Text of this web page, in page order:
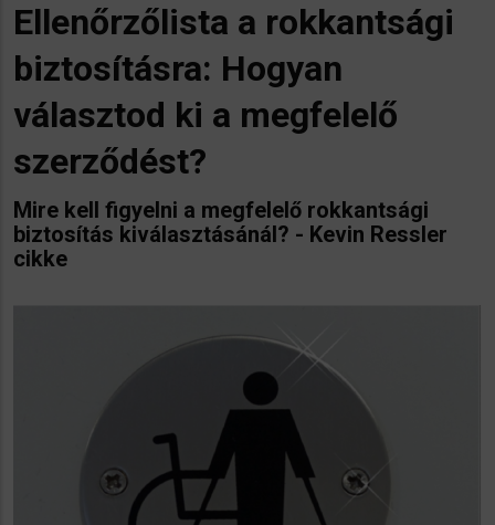
Ellenőrzőlista a rokkantsági
biztosításra: Hogyan
választod ki a megfelelő
szerződést?
Mire kell figyelni a megfelelő rokkantsági
biztosítás kiválasztásánál? - Kevin Ressler
cikke